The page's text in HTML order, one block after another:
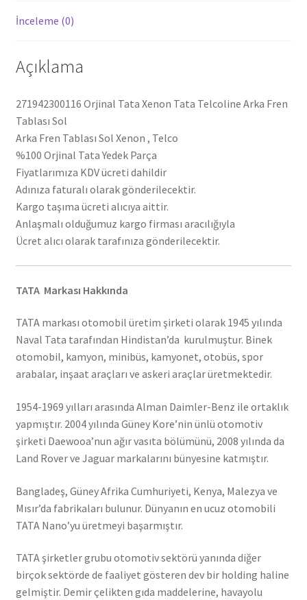
İnceleme (0)
Açıklama
271942300116 Orjinal Tata Xenon Tata Telcoline Arka Fren
Tablası Sol
Arka Fren Tablası Sol Xenon , Telco
%100 Orjinal Tata Yedek Parça
Fiyatlarımıza KDV ücreti dahildir
Adınıza faturalı olarak gönderilecektir.
Kargo taşıma ücreti alıcıya aittir.
Anlaşmalı olduğumuz kargo firması aracılığıyla
Ücret alıcı olarak tarafınıza gönderilecektir.
TATA Markası Hakkında
TATA markası otomobil üretim şirketi olarak 1945 yılında
Naval Tata tarafından Hindistan’da kurulmuştur. Binek
otomobil, kamyon, minibüs, kamyonet, otobüs, spor
arabalar, inşaat araçları ve askeri araçlar üretmektedir.
1954-1969 yılları arasında Alman Daimler-Benz ile ortaklık
yapmıştır. 2004 yılında Güney Kore’nin ünlü otomotiv
şirketi Daewooa’nun ağır vasıta bölümünü, 2008 yılında da
Land Rover ve Jaguar markalarını bünyesine katmıştır.
Bangladeş, Güney Afrika Cumhuriyeti, Kenya, Malezya ve
Mısır’da fabrikaları bulunur. Dünyanın en ucuz otomobili
TATA Nano’yu üretmeyi başarmıştır.
TATA şirketler grubu otomotiv sektörü yanında diğer
birçok sektörde de faaliyet gösteren dev bir holding haline
gelmiştir. Demir çelikten gıda maddelerine, havayolu